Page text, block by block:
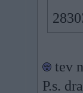
tev
P.s.